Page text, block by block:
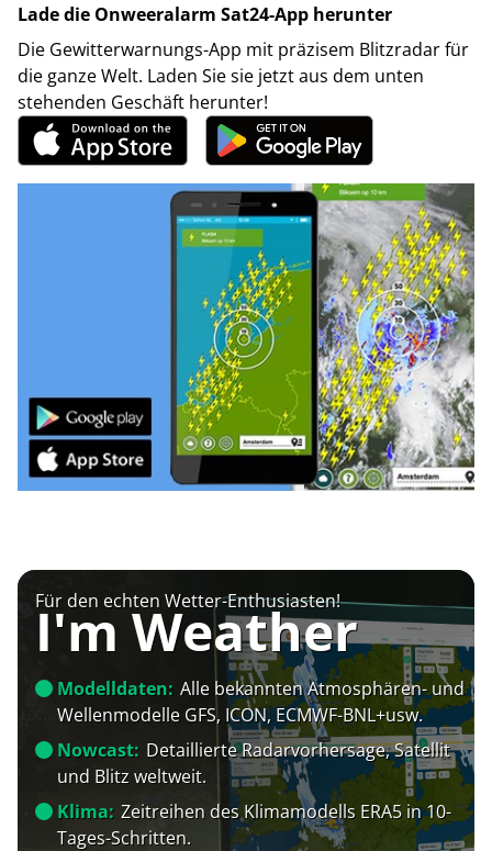
Lade die Onweeralarm Sat24-App herunter
Die Gewitterwarnungs-App mit präzisem Blitzradar für
die ganze Welt. Laden Sie sie jetzt aus dem unten
stehenden Geschäft herunter!
Für den echten Wetter-Enthusiasten!
I'm Weather
Modelldaten: Alle bekannten Atmosphären- und
Wellenmodelle GFS, ICON, ECMWF-BNL+usw.
Nowcast: Detaillierte Radarvorhersage, Satellit
und Blitz weltweit.
Klima: Zeitreihen des Klimamodells ERA5 in 10-
Tages-Schritten.